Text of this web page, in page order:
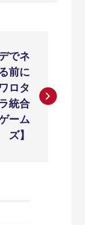
でネ
前に
ロタ
統合
ーム
ズ】